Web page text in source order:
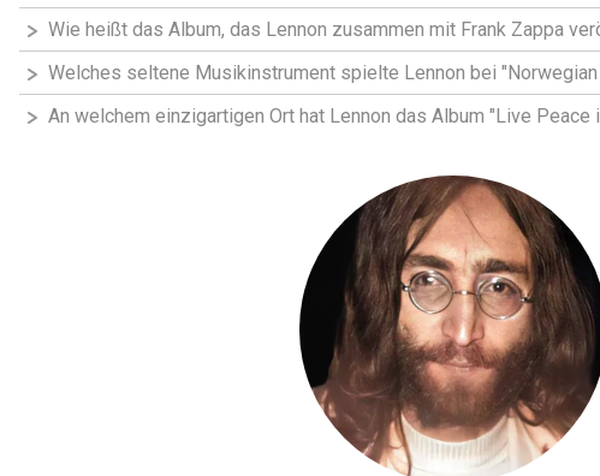
Wie heißt das Album, das Lennon zusammen mit Frank Zappa
Welches seltene Musikinstrument spielte Lennon bei
An welchem einzigartigen Ort hat Lennon das Album "Live Peace